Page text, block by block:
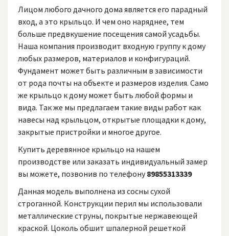
Лицом любого дачного дома является его парадный
вход, а это крыльцо. И чем оно наряднее, тем
больше предвкушение посещения самой усадьбы.
Наша компания производит входную группу к дому
любых размеров, материалов и конфигураций.
Фундамент может быть различным в зависимости
от рода почты на объекте и размеров изделия. Само
же крыльцо к дому может быть любой формы и
вида. Так же мы предлагаем такие виды работ как
навесы над крыльцом, открытые площадки к дому,
закрытые пристройки и многое другое.
Купить деревянное крыльцо на нашем
производстве или заказать индивидуальный замер
вы можете, позвонив по телефону89855313339
Данная модель выполнена из сосны сухой
строганной. Конструкции перил мы использовали
металлические струны, покрытые нержавеющей
краской. Цоколь обшит шпалерной решеткой